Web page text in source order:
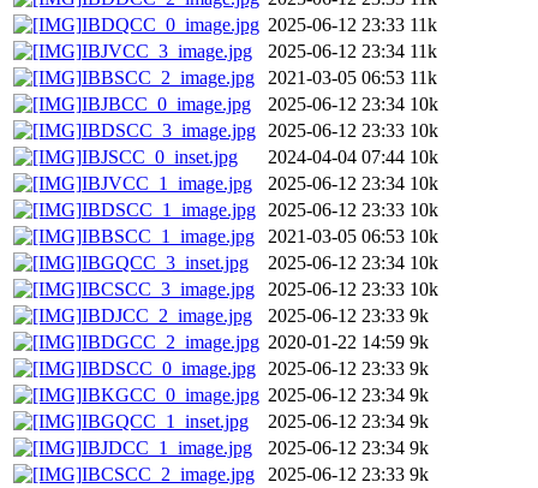
IBDQCC_0_image.jpg 2025-06-12 23:33 11k
IBJVCC_3_image.jpg
2025-06-12 23:34 11k
IBBSCC_2_image.jpg
2021-03-05 06:53 11k
IBJBCC_0_image.jpg
2025-06-12 23:34 10k
IBDSCC_3_image.jpg
2025-06-12 23:33 10k
IBJSCC_0_inset.jpg
2024-04-04 07:44 10k
IBJVCC_1_image.jpg
2025-06-12 23:34 10k
IBDSCC_1_image.jpg
2025-06-12 23:33 10k
IBBSCC_1_image.jpg
2021-03-05 06:53 10k
IBGQCC_3_inset.jpg
2025-06-12 23:34 10k
IBCSCC_3_image.jpg
2025-06-12 23:33 10k
IBDJCC_2_image.jpg
2025-06-12 23:33 9k
IBDGCC_2_image.jpg 2020-01-22 14:59 9k
IBDSCC_0_image.jpg
2025-06-12 23:33 9k
IBKGCC_0_image.jpg 2025-06-12 23:34 9k
IBGQCC_1_inset.jpg
2025-06-12 23:34 9k
IBJDCC_1_image.jpg
2025-06-12 23:34 9k
IBCSCC_2_image.jpg
2025-06-12 23:33 9k